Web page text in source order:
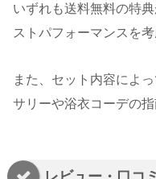
いずれも送料無料の特
ストパフォーマンスを
また、セット内容によ
サリーや浴衣コーデの